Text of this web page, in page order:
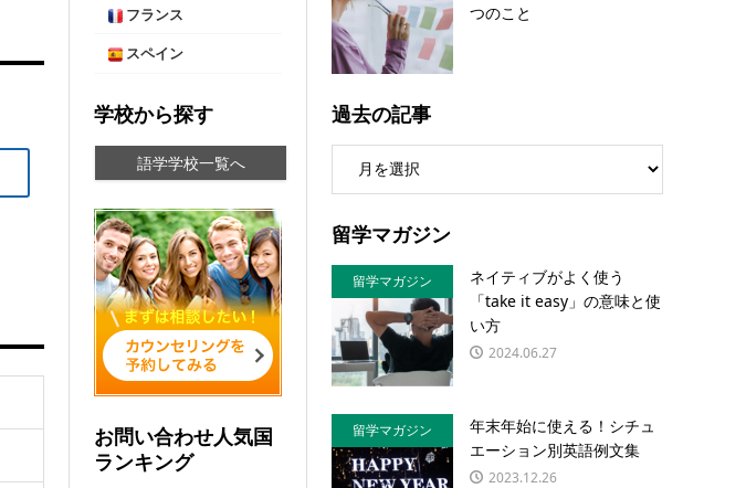
フランス
スペイン
学校から探す
語学学校一覧へ
お問い合わせ人気国
ランキング
つのこと
過去の記事
留学マガジン
留学マガジン
ネイティブがよく使う
「take it easy」の意味と使
い方
2024.06.27
留学マガジン
年末年始に使える！シチュ
エーション別英語例文集
2023.12.26